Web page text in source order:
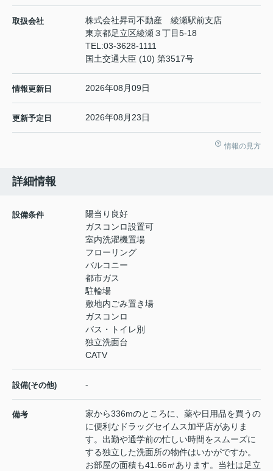
取扱会社
株式会社昇司不動産 綾瀬駅前支店
東京都足立区綾瀬３丁目5-18
TEL:03-3628-1111
国土交通大臣 (10) 第3517号
情報更新日 2026年08月09日
更新予定日 2026年08月23日
情報の見方
詳細情報
設備条件
陽当り良好
ガスコンロ設置可
室内洗濯機置場
フローリング
バルコニー
都市ガス
駐輪場
敷地内ごみ置き場
ガスコンロ
バス・トイレ別
独立洗面台
CATV
設備(その他) -
備考
家から336mのところに、薬や日用品を買うの
に便利なドラッグセイムス加平店がありま
す。出勤や通学前の忙しい時間をスムーズに
する独立した洗面所の物件はいかがですか。
お部屋の面積も41.66㎡あります。当社は足立